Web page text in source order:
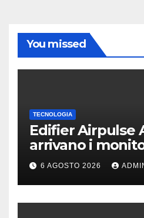
You missed
TECNOLOGIA
Edifier Airpulse
arrivano i
W con USB Hi-
6 AGOSTO 2026